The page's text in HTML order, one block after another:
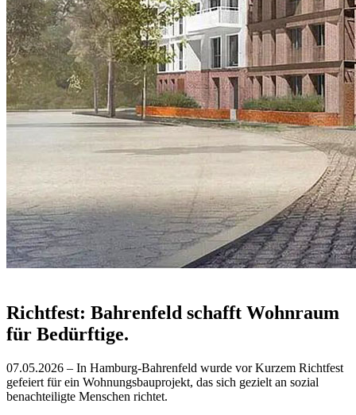
Richtfest: Bahrenfeld schafft Wohnraum
für Bedürftige.
07.05.2026 – In Hamburg-Bahrenfeld wurde vor Kurzem Richtfest
gefeiert für ein Wohnungsbauprojekt, das sich gezielt an sozial
benachteiligte Menschen richtet.